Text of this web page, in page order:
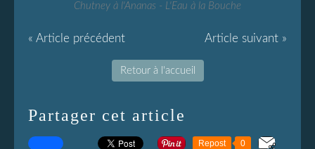
Chutney à l'Ananas - L'Eau à la Bouche
« Article précédent Article suivant »
Retour à l'accueil
Partager cet article
Repost 0